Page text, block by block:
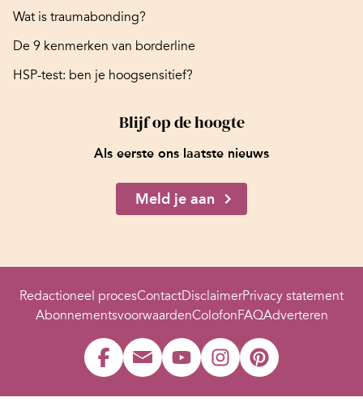
Wat is traumabonding?
De 9 kenmerken van borderline
HSP-test: ben je hoogsensitief?
Blijf op de hoogte
Als eerste ons laatste nieuws
Meld je aan
Redactioneel procesContactDisclaimerPrivacy statement
AbonnementsvoorwaardenColofonFAQAdverteren